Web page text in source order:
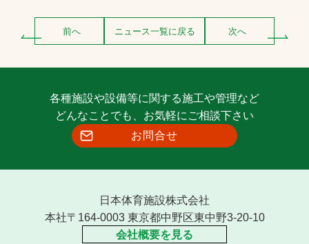
前へ ニュース一覧に戻る 次へ
各種施設や設備等に関する施工や管理など
どんなことでも、お気軽にご相談下さい
お問合せ
日本体育施設株式会社
本社〒164-0003 東京都中野区東中野3-20-10
会社概要を見る